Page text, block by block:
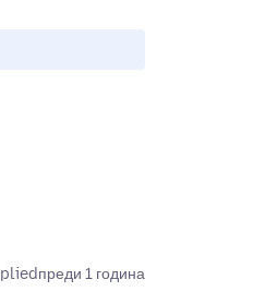
преди 1 година